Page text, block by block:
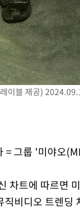
이블 제공)
= 그룹 '미야오
차트에 따르면
비디오 트렌